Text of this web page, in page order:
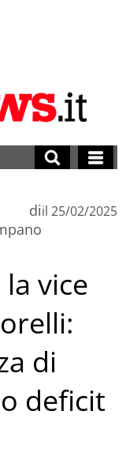
diil 25/02/2025
vice
di
deficit